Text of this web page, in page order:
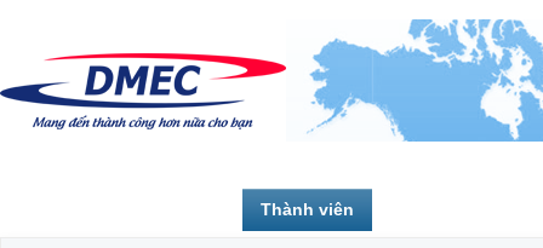
Thành viên